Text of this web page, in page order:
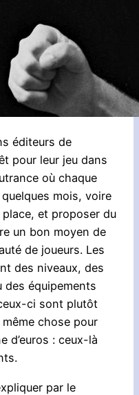
éditeurs de
pour leur jeu dans
où chaque
mois, voire
et proposer du
un bon moyen de
de joueurs. Les
des niveaux, des
équipements
ci sont plutôt
même chose pour
d’euros : ceux-là
par le